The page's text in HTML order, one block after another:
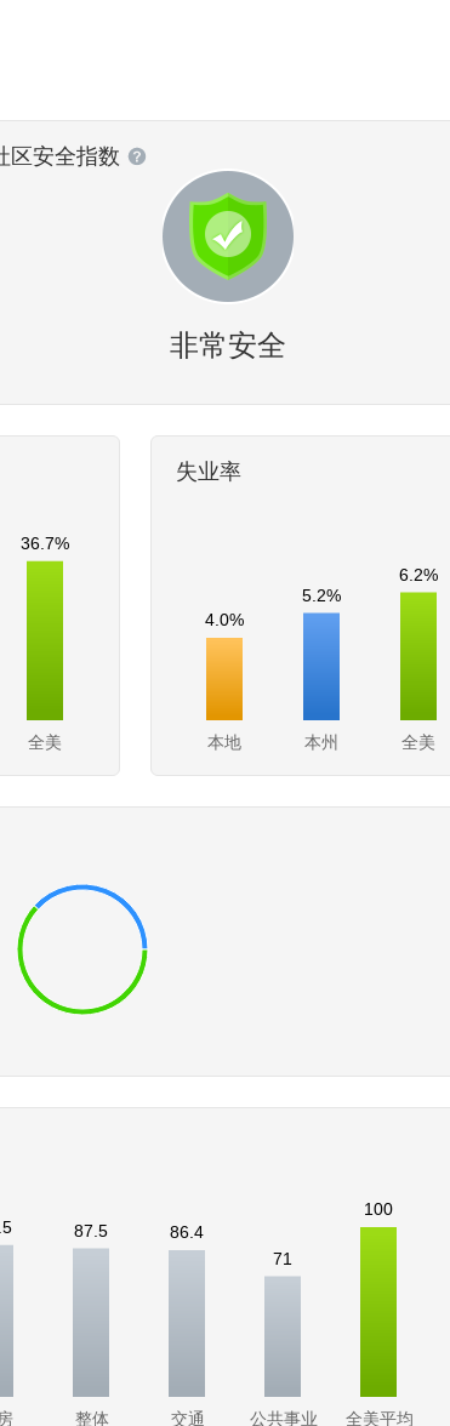
交汇处，20号、30号、35E号及45号州际公路均经过达
区安全指数
非常安全
全美
36.7%
失业率
本地 本州 全美
4.0%
5.2%
6.2%
整体 交通 公共事业 全美平均
87.5
86.4
71
100